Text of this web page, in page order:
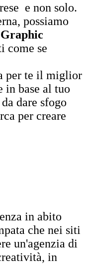
e non solo.
possiamo
Graphic
come se
per te il miglior
in base al tuo
dare sfogo
per creare
in abito
che nei siti
un'agenzia di
in